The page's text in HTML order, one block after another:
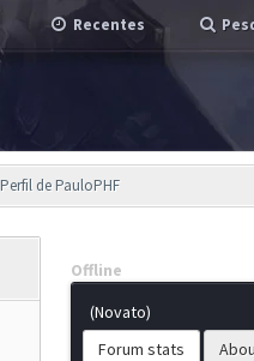
Recentes
Perfil de PauloPHF
Offline
(Novato)
Forum stats